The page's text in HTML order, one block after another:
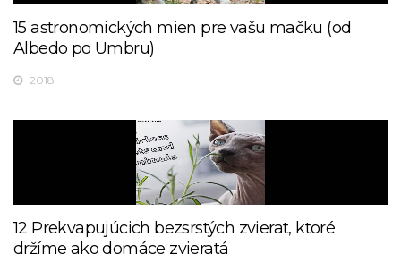
15 astronomických mien pre vašu mačku (od
Albedo po Umbru)
2018
12 Prekvapujúcich bezsrstých zvierat, ktoré
držíme ako domáce zvieratá